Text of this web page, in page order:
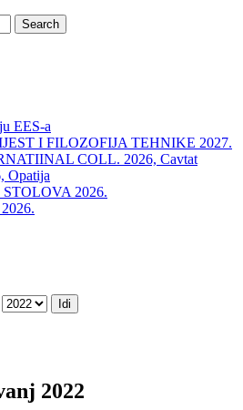
Search
EES-a
I FILOZOFIJA TEHNIKE 2027.
COLL. 2026, Cavtat
Opatija
2026.
2022